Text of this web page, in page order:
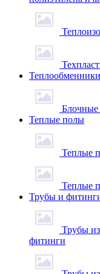
Блочные
Теплые полы
Теплые
Теплые
Трубы и
Трубы
фитинги